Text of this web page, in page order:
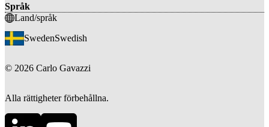
Språk
Land/språk
SwedenSwedish
© 2026 Carlo Gavazzi
Alla rättigheter förbehållna.